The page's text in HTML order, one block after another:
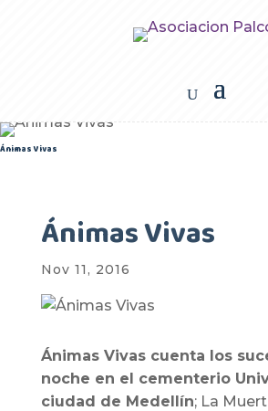
Ánimas Vivas
Ánimas Vivas
Nov 11, 2016
Ánimas Vivas cuenta los
noche en el cementerio
ciudad de Medellín; La